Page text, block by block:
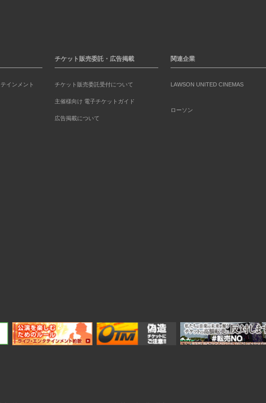
インメント
チケット販売委託・広告掲載
チケット販売委託受付について
主催様向け 電子チケットガイド
広告掲載について
関連企業
LAWSON UNITED CINEMAS
ローソン